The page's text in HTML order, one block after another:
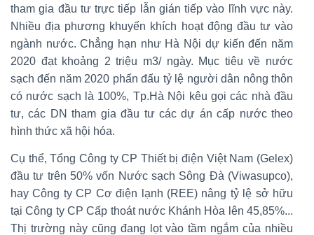
tham gia đầu tư trực tiếp lẫn gián tiếp vào lĩnh vực này.
Nhiều địa phương khuyến khích hoạt động đầu tư vào
ngành nước. Chẳng hạn như Hà Nội dự kiến đến năm
2020 đạt khoảng 2 triệu m3/ ngày. Mục tiêu về nước
sạch đến năm 2020 phấn đấu tỷ lệ người dân nông thôn
có nước sạch là 100%, Tp.Hà Nội kêu gọi các nhà đầu
tư, các DN tham gia đầu tư các dự án cấp nước theo
hình thức xã hội hóa.
Cụ thể, Tổng Công ty CP Thiết bị điện Việt Nam (Gelex)
đầu tư trên 50% vốn Nước sạch Sông Đà (Viwasupco),
hay Công ty CP Cơ điện lạnh (REE) nâng tỷ lệ sở hữu
tại Công ty CP Cấp thoát nước Khánh Hòa lên 45,85%...
Thị trường này cũng đang lọt vào tầm ngắm của nhiều